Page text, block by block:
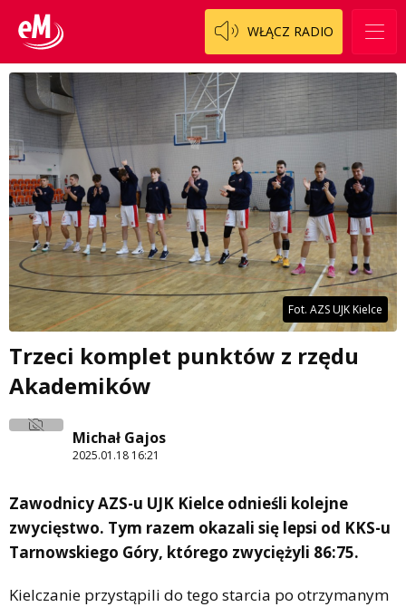
WŁĄCZ RADIO
Fot. AZS UJK Kielce
Trzeci komplet punktów z rzędu
Akademików
Michał Gajos
2025.01.18 16:21
Zawodnicy AZS-u UJK Kielce odnieśli kolejne
zwycięstwo. Tym razem okazali się lepsi od KKS-u
Tarnowskiego Góry, którego zwyciężyli 86:75.
Kielczanie przystąpili do tego starcia po otrzymanym